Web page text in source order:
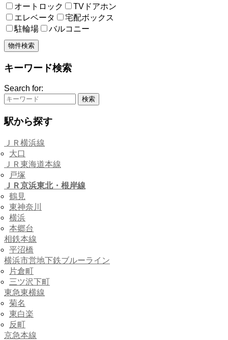
オートロック
TVドアホン
エレベータ
宅配ボックス
駐輪場
バルコニー
キーワード検索
Search for:
駅から探す
ＪＲ横浜線
大口
ＪＲ東海道本線
戸塚
ＪＲ京浜東北・根岸線
鶴見
東神奈川
横浜
本郷台
相鉄本線
平沼橋
横浜市営地下鉄ブルーライン
片倉町
三ツ沢下町
東急東横線
菊名
東白楽
反町
京急本線